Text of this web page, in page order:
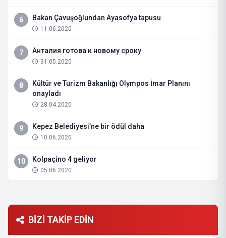
6 Bakan Çavuşoğlundan Ayasofya tapusu
11.06.2020
7 Анталия готова к новому сроку
31.05.2020
8
Kültür ve Turizm Bakanlığı Olympos İmar Planını
onayladı
28.04.2020
9 Kepez Belediyesi’ne bir ödül daha
10.06.2020
10 Kolpaçino 4 geliyor
05.06.2020
BİZİ TAKİP EDİN